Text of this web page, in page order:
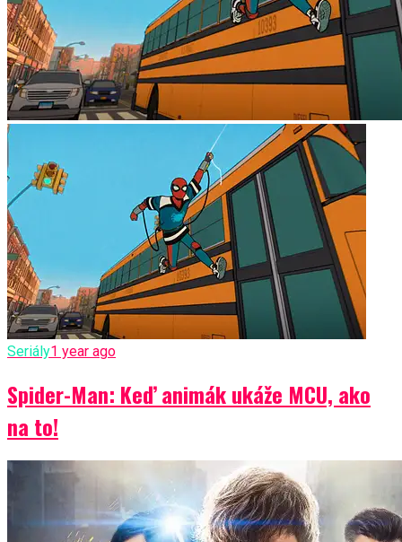
Seriály1 year ago
Spider-Man: Keď animák ukáže MCU, ako
na to!